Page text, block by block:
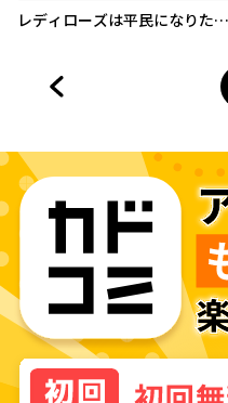
レディローズは平民になりたい